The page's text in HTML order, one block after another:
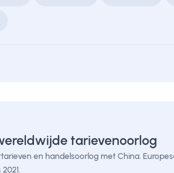
tarievenoorlog
en handelsoorlog met China.